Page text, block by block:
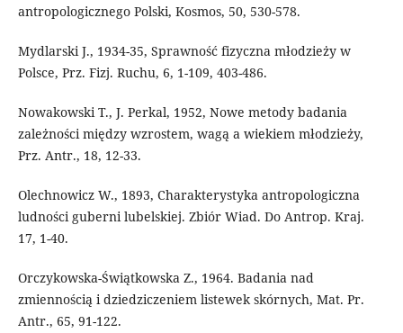
antropologicznego Polski, Kosmos, 50, 530-578.
Mydlarski J., 1934-35, Sprawność fizyczna młodzieży w
Polsce, Prz. Fizj. Ruchu, 6, 1-109, 403-486.
Nowakowski T., J. Perkal, 1952, Nowe metody badania
zależności między wzrostem, wagą a wiekiem młodzieży,
Prz. Antr., 18, 12-33.
Olechnowicz W., 1893, Charakterystyka antropologiczna
ludności guberni lubelskiej. Zbiór Wiad. Do Antrop. Kraj.
17, 1-40.
Orczykowska-Świątkowska Z., 1964. Badania nad
zmiennością i dziedziczeniem listewek skórnych, Mat. Pr.
Antr., 65, 91-122.